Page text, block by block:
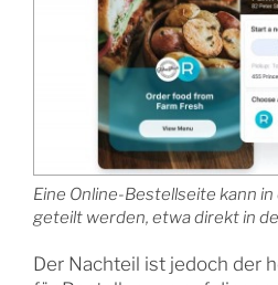
Eine Online-Bestellseite kann
geteilt werden, etwa direkt in
Der Nachteil ist jedoch der